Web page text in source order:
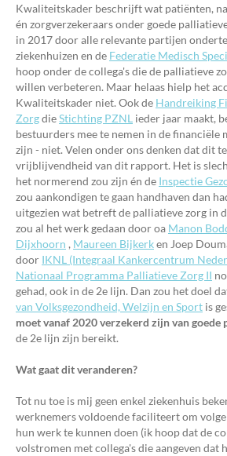
Kwaliteitskader beschrijft wat patiënten,
én zorgverzekeraars onder goede
in 2017 door alle relevante partijen
ziekenhuizen en de Federatie Medisch
hoop onder de collega's die de palliatieve
willen verbeteren. Maar helaas hielp het
Kwaliteitskader niet. Ook de Handreiking
ZorgdieStichting PZNL ieder jaar maakt,
bestuurders mee te nemen in de financiële
zijn - niet. Velen onder ons denken dat dit
vrijblijvendheid van dit rapport. Het is
het normerend zou zijn én de Inspectie
zou aankondigen te gaan handhaven dan
uitgezien wat betreft de palliatieve zorg in
zou al het werk gedaan door oa Manon
Dijxhoorn , Maureen Bijkerken Joep
door IKNL (Integraal Kankercentrum
Nationaal Programma Palliatieve Zorg II
gehad, ook in de 2e lijn. Dan zou het doel
van Volksgezondheid, Welzijn en Sport is
moet vanaf 2020 verzekerd zijn van goede
de 2e lijn zijn bereikt.
Wat gaat dit veranderen?
Tot nu toe is mij geen enkel ziekenhuis
werknemers voldoende faciliteert om
hun werk te kunnen doen (ik hoop dat de
volstromen met collega's die aangeven dat